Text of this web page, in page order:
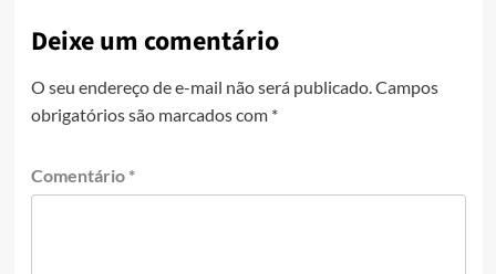
Deixe um comentário
O seu endereço de e-mail não será publicado.Campos
obrigatórios são marcados com *
Comentário *